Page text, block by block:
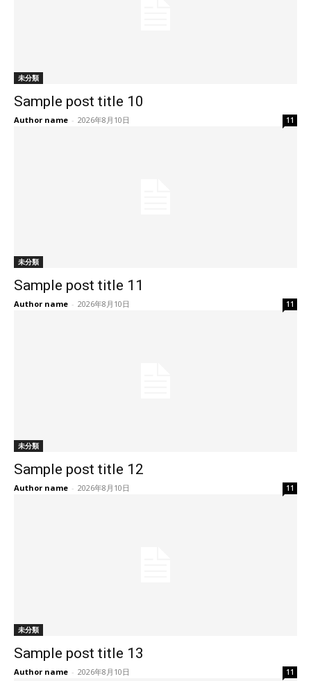
未分類
Sample post title 10
Author name - 2026年8月10日 11
未分類
Sample post title 11
Author name - 2026年8月10日 11
未分類
Sample post title 12
Author name - 2026年8月10日 11
未分類
Sample post title 13
Author name - 2026年8月10日 11